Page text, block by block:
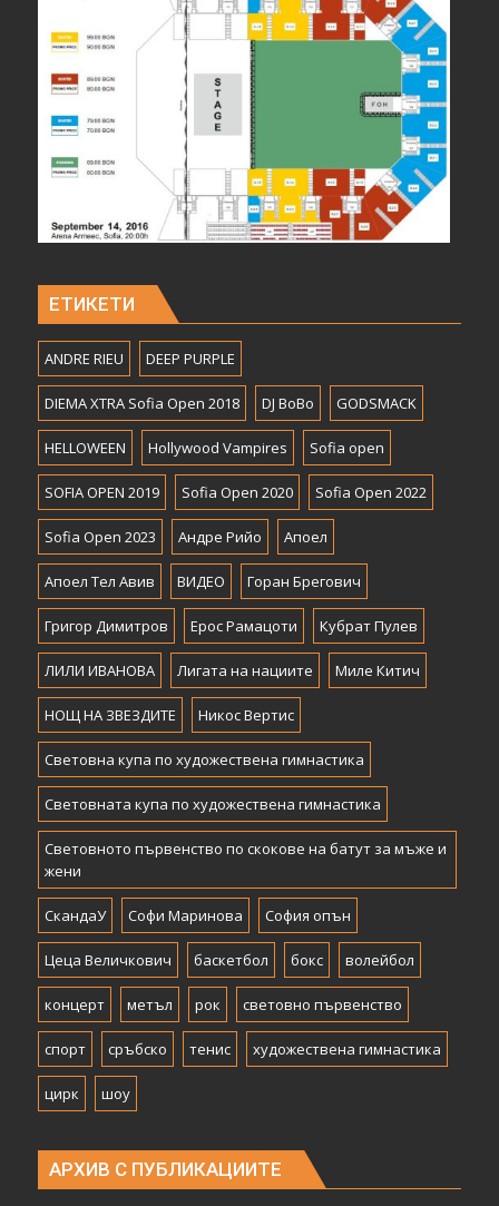
ЕТИКЕТИ
ANDRE RIEU DEEP PURPLE
DIEMA XTRA Sofia Open 2018 DJ BoBo GODSMACK
HELLOWEEN Hollywood Vampires Sofia open
SOFIA OPEN 2019 Sofia Open 2020 Sofia Open 2022
Sofia Open 2023 Андре Рийо Апоел
Апоел Тел Авив ВИДЕО Горан Брегович
Григор Димитров Ерос Рамацоти Кубрат Пулев
ЛИЛИ ИВАНОВА Лигата на нациите Миле Китич
НОЩ НА ЗВЕЗДИТЕ Никос Вертис
Световна купа по художествена гимнастика
Световната купа по художествена гимнастика
Световното първенство по скокове на батут за мъже и
жени
СкандаУ Софи Маринова София опън
Цеца Величкович баскетбол бокс волейбол
концерт метъл рок световно първенство
спорт сръбско тенис художествена гимнастика
цирк шоу
АРХИВ С ПУБЛИКАЦИИТЕ